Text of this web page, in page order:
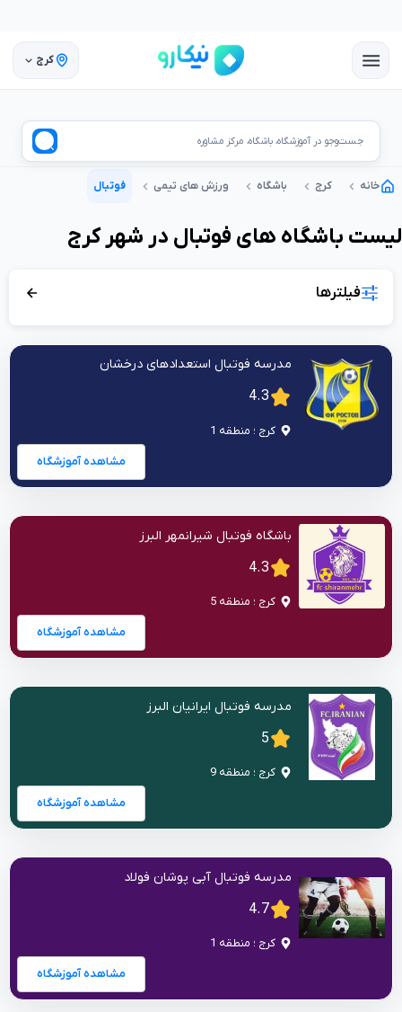
کرج
جست‌وجو در آموزشگاه، باشگاه، مرکز مشاوره
خانه کرج باشگاه ورزش های تیمی فوتبال
لیست باشگاه های فوتبال در شهرکرج
فیلترها
مدرسه فوتبال استعدادهای درخشان
4.3
کرج ؛ منطقه 1
مشاهده آموزشگاه
باشگاه فوتبال شیرانمهر البرز
4.3
کرج ؛ منطقه 5
مشاهده آموزشگاه
مدرسه فوتبال ایرانیان البرز
5
کرج ؛ منطقه 9
مشاهده آموزشگاه
مدرسه فوتبال آبی پوشان فولاد
4.7
کرج ؛ منطقه 1
مشاهده آموزشگاه